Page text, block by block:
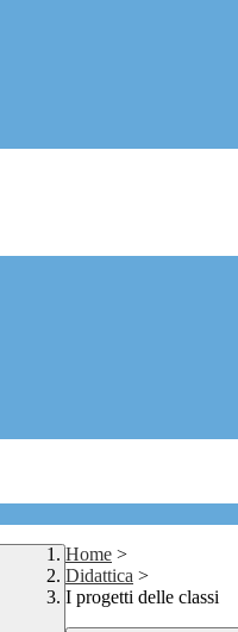
Home >
Didattica >
I progetti delle classi